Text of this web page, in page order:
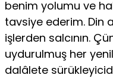
benim yolumu ve
tavsiye ederim. Din
işlerden salcının.
uydurulmuş her
dalâlete